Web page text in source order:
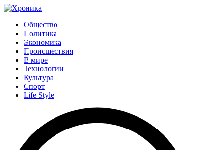
Общество
Политика
Экономика
Происшествия
В мире
Технологии
Культура
Спорт
Life Style